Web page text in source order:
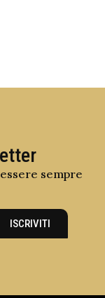
sempre
ISCRIVITI